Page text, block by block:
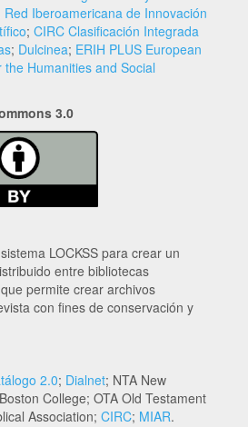
Red Iberoamericana de Innovación
; CIRC Clasificación Integrada
; Dulcinea; ERIH PLUS European
Humanities and Social
3.0
LOCKSS para crear un
entre bibliotecas
permite crear archivos
con fines de conservación y
2.0; Dialnet; NTA New
College; OTA Old Testament
Association; CIRC; MIAR.